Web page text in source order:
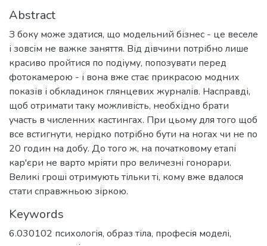
Abstract
З боку може здатися, що модельний бізнес - це веселе
і зовсім не важке заняття. Від дівчини потрібно лише
красиво пройтися по подіуму, попозувати перед
фотокамерою - і вона вже стає прикрасою модних
показів і обкладинок глянцевих журналів. Насправді,
щоб отримати таку можливість, необхідно брати
участь в численних кастингах. При цьому для того щоб
все встигнути, нерідко потрібно бути на ногах чи не по
20 годин на добу. До того ж, на початковому етапі
кар'єри не варто мріяти про величезні гонорари.
Великі гроші отримують тільки ті, кому вже вдалося
стати справжньою зіркою.
Keywords
6.030102 психологія, образ тіла, професія моделі,